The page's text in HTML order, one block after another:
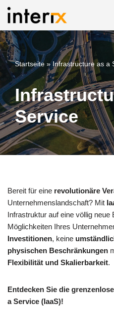
Inhalt
springen
Startseite »Infrastructure as a
Service
Bereit für eine revolutionäre
Unternehmenslandschaft? Mit
Infrastruktur auf eine völlig neue
Möglichkeiten Ihres
Investitionen, keine
physischen Beschränkungen
Flexibilität und Skalierbarkeit.
Entdecken Sie die
a Service (IaaS)!